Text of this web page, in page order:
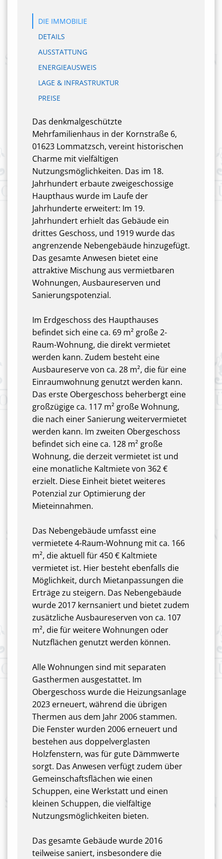
DIE IMMOBILIE
DETAILS
AUSSTATTUNG
ENERGIEAUSWEIS
LAGE & INFRASTRUKTUR
PREISE
Das denkmalgeschützte
Mehrfamilienhaus in der Kornstraße 6,
01623 Lommatzsch, vereint historischen
Charme mit vielfältigen
Nutzungsmöglichkeiten. Das im 18.
Jahrhundert erbaute zweigeschossige
Haupthaus wurde im Laufe der
Jahrhunderte erweitert: Im 19.
Jahrhundert erhielt das Gebäude ein
drittes Geschoss, und 1919 wurde das
angrenzende Nebengebäude hinzugefügt.
Das gesamte Anwesen bietet eine
attraktive Mischung aus vermietbaren
Wohnungen, Ausbaureserven und
Sanierungspotenzial.
Im Erdgeschoss des Haupthauses
befindet sich eine ca. 69 m² große 2-
Raum-Wohnung, die direkt vermietet
werden kann. Zudem besteht eine
Ausbaureserve von ca. 28 m², die für eine
Einraumwohnung genutzt werden kann.
Das erste Obergeschoss beherbergt eine
großzügige ca. 117 m² große Wohnung,
die nach einer Sanierung weitervermietet
werden kann. Im zweiten Obergeschoss
befindet sich eine ca. 128 m² große
Wohnung, die derzeit vermietet ist und
eine monatliche Kaltmiete von 362 €
erzielt. Diese Einheit bietet weiteres
Potenzial zur Optimierung der
Mieteinnahmen.
Das Nebengebäude umfasst eine
vermietete 4-Raum-Wohnung mit ca. 166
m², die aktuell für 450 € Kaltmiete
vermietet ist. Hier besteht ebenfalls die
Möglichkeit, durch Mietanpassungen die
Erträge zu steigern. Das Nebengebäude
wurde 2017 kernsaniert und bietet zudem
zusätzliche Ausbaureserven von ca. 107
m², die für weitere Wohnungen oder
Nutzflächen genutzt werden können.
Alle Wohnungen sind mit separaten
Gasthermen ausgestattet. Im
Obergeschoss wurde die Heizungsanlage
2023 erneuert, während die übrigen
Thermen aus dem Jahr 2006 stammen.
Die Fenster wurden 2006 erneuert und
bestehen aus doppelverglasten
Holzfenstern, was für gute Dämmwerte
sorgt. Das Anwesen verfügt zudem über
Gemeinschaftsflächen wie einen
Schuppen, eine Werkstatt und einen
kleinen Schuppen, die vielfältige
Nutzungsmöglichkeiten bieten.
Das gesamte Gebäude wurde 2016
teilweise saniert, insbesondere die